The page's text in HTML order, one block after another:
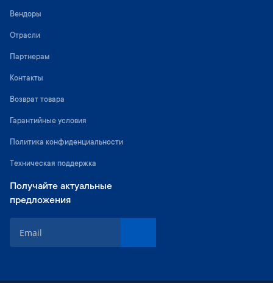
Вендоры
Отрасли
Партнерам
Контакты
Возврат товара
Гарантийные условия
Политика конфиденциальности
Техническая поддержка
Получайте актуальные
предложения
g